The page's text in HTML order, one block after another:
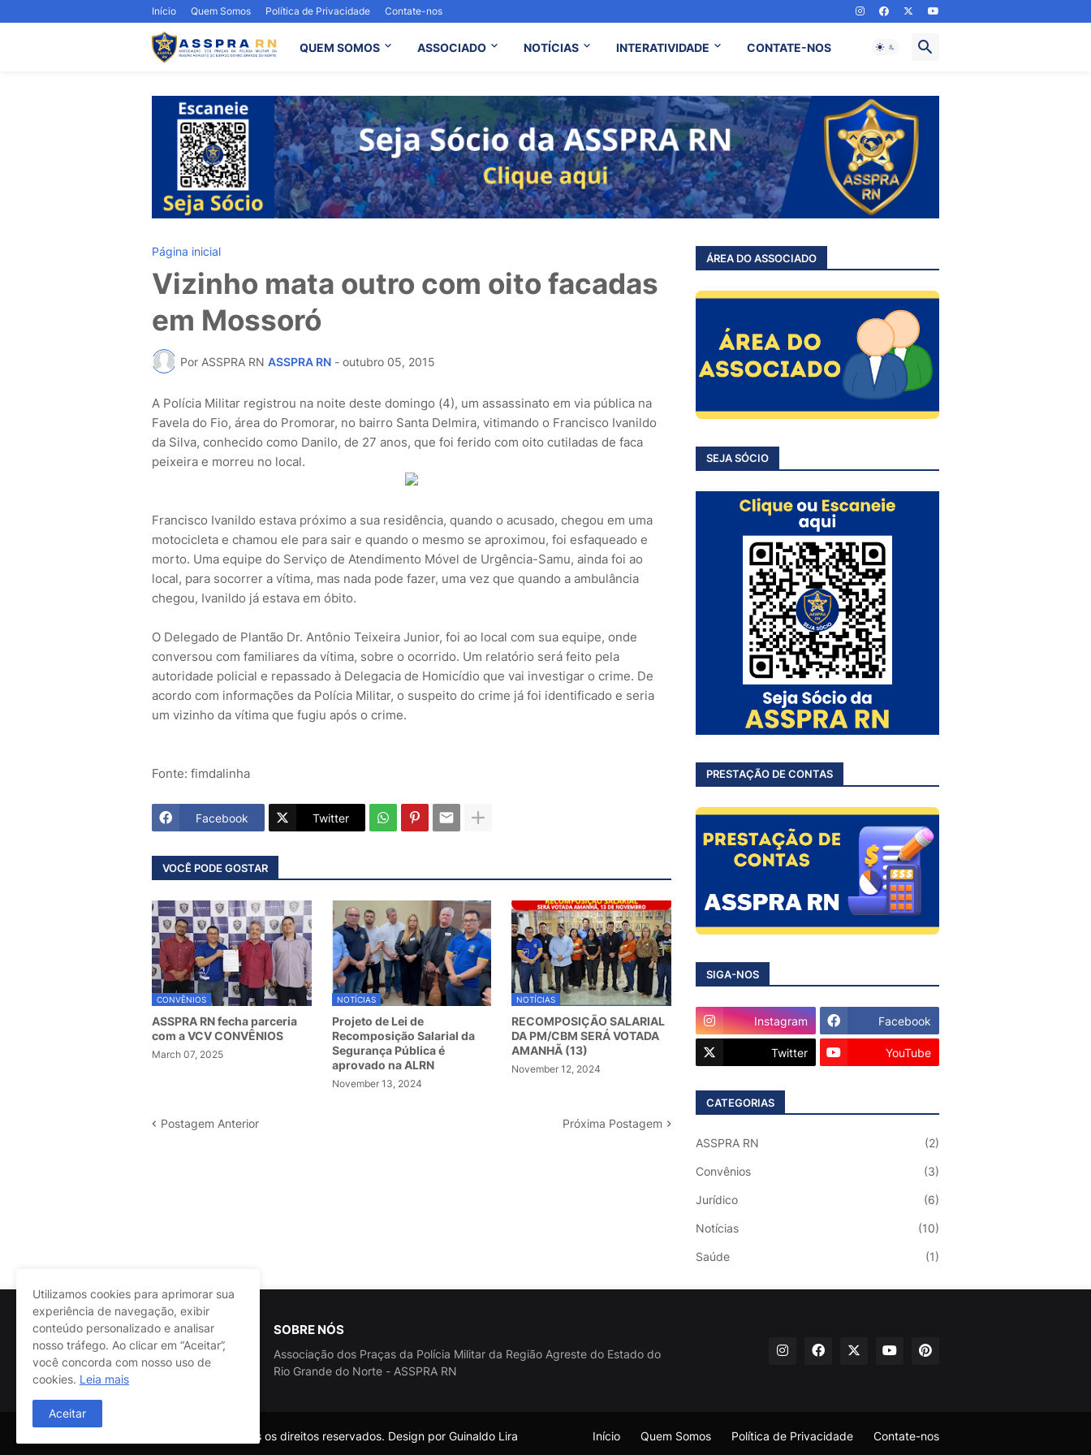
Início Quem Somos Política de Privacidade Contate-nos
QUEM SOMOS ASSOCIADO NOTÍCIAS INTERATIVIDADE CONTATE-NOS
Página inicial
Vizinho mata outro com oito facadas
em Mossoró
Por ASSPRA RN ASSPRA RN - outubro 05, 2015
A Polícia Militar registrou na noite deste domingo (4), um assassinato em via pública na
Favela do Fio, área do Promorar, no bairro Santa Delmira, vitimando o Francisco Ivanildo
da Silva, conhecido como Danilo, de 27 anos, que foi ferido com oito cutiladas de faca
peixeira e morreu no local.
Francisco Ivanildo estava próximo a sua residência, quando o acusado, chegou em uma
motocicleta e chamou ele para sair e quando o mesmo se aproximou, foi esfaqueado e
morto. Uma equipe do Serviço de Atendimento Móvel de Urgência-Samu, ainda foi ao
local, para socorrer a vítima, mas nada pode fazer, uma vez que quando a ambulância
chegou, Ivanildo já estava em óbito.
O Delegado de Plantão Dr. Antônio Teixeira Junior, foi ao local com sua equipe, onde
conversou com familiares da vítima, sobre o ocorrido. Um relatório será feito pela
autoridade policial e repassado à Delegacia de Homicídio que vai investigar o crime. De
acordo com informações da Polícia Militar, o suspeito do crime já foi identificado e seria
um vizinho da vítima que fugiu após o crime.
Fonte: fimdalinha
Facebook Twitter
VOCÊ PODE GOSTAR
CONVÊNIOS
ASSPRA RN fecha parceria
com a VCV CONVÊNIOS
March 07, 2025
NOTÍCIAS
Projeto de Lei de
Recomposição Salarial da
Segurança Pública é
aprovado na ALRN
November 13, 2024
NOTÍCIAS
RECOMPOSIÇÃO SALARIAL
DA PM/CBM SERÁ VOTADA
AMANHÃ (13)
November 12, 2024
Postagem Anterior Próxima Postagem
ÁREA DO ASSOCIADO
SEJA SÓCIO
PRESTAÇÃO DE CONTAS
SIGA-NOS
Instagram Facebook
Twitter YouTube
CATEGORIAS
ASSPRA RN (2)
Convênios (3)
Jurídico (6)
Notícias (10)
Saúde (1)
SOBRE NÓS
Associação dos Praças da Polícia Militar da Região Agreste do Estado do
Rio Grande do Norte - ASSPRA RN
@ASSPRA RN Todos os direitos reservados. Design por Guinaldo Lira Início Quem Somos Política de Privacidade Contate-nos
Utilizamos cookies para aprimorar sua
experiência de navegação, exibir
conteúdo personalizado e analisar
nosso tráfego. Ao clicar em “Aceitar”,
você concorda com nosso uso de
cookies. Leia mais
Aceitar